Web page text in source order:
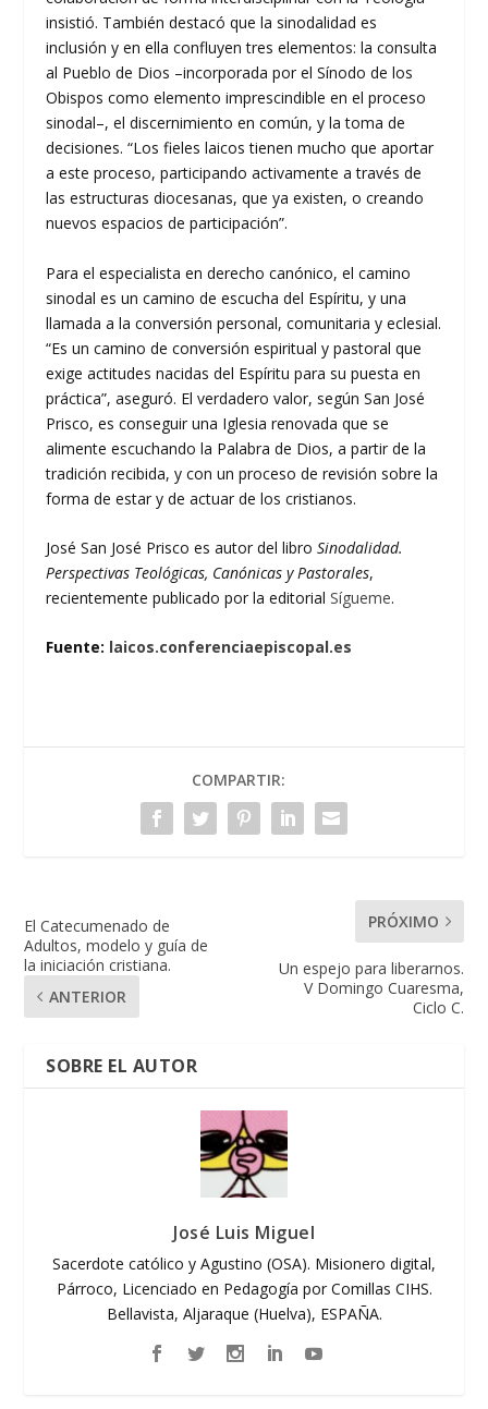
insistió. También destacó que la sinodalidad es
inclusión y en ella confluyen tres elementos: la consulta
al Pueblo de Dios –incorporada por el Sínodo de los
Obispos como elemento imprescindible en el proceso
sinodal–, el discernimiento en común, y la toma de
decisiones. “Los fieles laicos tienen mucho que aportar
a este proceso, participando activamente a través de
las estructuras diocesanas, que ya existen, o creando
nuevos espacios de participación”.
Para el especialista en derecho canónico, el camino
sinodal es un camino de escucha del Espíritu, y una
llamada a la conversión personal, comunitaria y eclesial.
“Es un camino de conversión espiritual y pastoral que
exige actitudes nacidas del Espíritu para su puesta en
práctica”, aseguró. El verdadero valor, según San José
Prisco, es conseguir una Iglesia renovada que se
alimente escuchando la Palabra de Dios, a partir de la
tradición recibida, y con un proceso de revisión sobre la
forma de estar y de actuar de los cristianos.
José San José Prisco es autor del libroSinodalidad.
Perspectivas Teológicas, Canónicas y Pastorales,
recientemente publicado por la editorialSígueme.
Fuente: laicos.conferenciaepiscopal.es
COMPARTIR:
El Catecumenado de
Adultos, modelo y guía de
la iniciación cristiana.
ANTERIOR
PRÓXIMO
Un espejo para liberarnos.
V Domingo Cuaresma,
Ciclo C.
SOBRE EL AUTOR
José Luis Miguel
Sacerdote católico y Agustino (OSA). Misionero digital,
Párroco, Licenciado en Pedagogía por Comillas CIHS.
Bellavista, Aljaraque (Huelva), ESPAÑA.